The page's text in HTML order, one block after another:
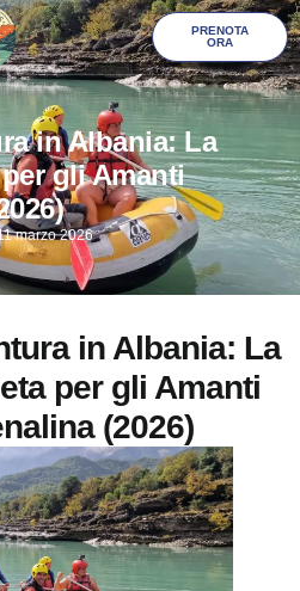
PRENOTA
ORA
in Albania: La
gli Amanti
marzo 2026
in Albania: La
per gli Amanti
(2026)